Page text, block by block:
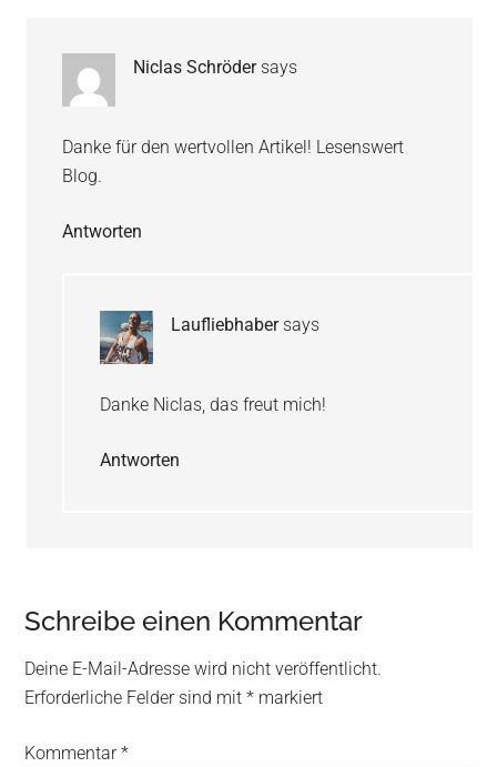
Niclas Schröder says
Danke für den wertvollen Artikel! Lesenswert
Blog.
Antworten
Laufliebhaber says
Danke Niclas, das freut mich!
Antworten
Schreibe einen Kommentar
Deine E-Mail-Adresse wird nicht veröffentlicht.
Erforderliche Felder sind mit* markiert
Kommentar*